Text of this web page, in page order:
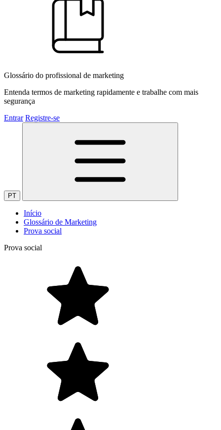
Glossário do profissional de marketing
Entenda termos de marketing rapidamente e trabalhe com mais
segurança
Entrar Registre-se
PT
Início
Glossário de Marketing
Prova social
Prova social